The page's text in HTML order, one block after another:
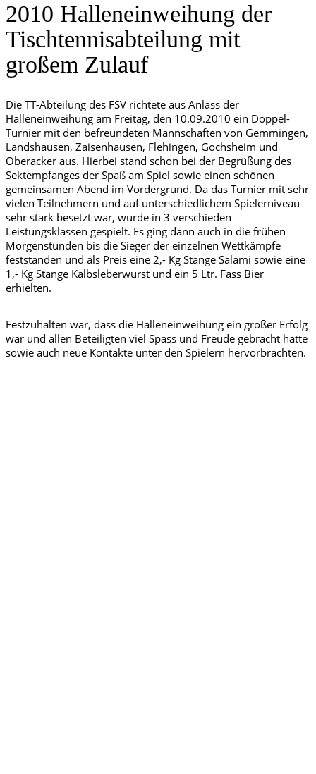
2010 Halleneinweihung der
Tischtennisabteilung mit
großem Zulauf
Die TT-Abteilung des FSV richtete aus Anlass der
Halleneinweihung am Freitag, den 10.09.2010 ein Doppel-
Turnier mit den befreundeten Mannschaften von Gemmingen,
Landshausen, Zaisenhausen, Flehingen, Gochsheim und
Oberacker aus. Hierbei stand schon bei der Begrüßung des
Sektempfanges der Spaß am Spiel sowie einen schönen
gemeinsamen Abend im Vordergrund. Da das Turnier mit sehr
vielen Teilnehmern und auf unterschiedlichem Spielerniveau
sehr stark besetzt war, wurde in 3 verschieden
Leistungsklassen gespielt. Es ging dann auch in die frühen
Morgenstunden bis die Sieger der einzelnen Wettkämpfe
feststanden und als Preis eine 2,- Kg Stange Salami sowie eine
1,- Kg Stange Kalbsleberwurst und ein 5 Ltr. Fass Bier
erhielten.
Festzuhalten war, dass die Halleneinweihung ein großer Erfolg
war und allen Beteiligten viel Spass und Freude gebracht hatte
sowie auch neue Kontakte unter den Spielern hervorbrachten.